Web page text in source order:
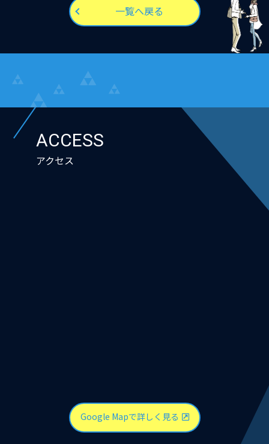
一覧へ戻る
ACCESS
アクセス
Google Mapで詳しく見る